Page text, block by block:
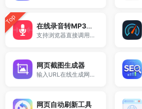
Top 在线录音转MP3工具
支持浏览器直接调用麦克风进行音频录制，一键生成并下载MP3文件。
网页截图生成器
输入URL在线生成网站截图、网页截图和预览图。
网页自动刷新工具